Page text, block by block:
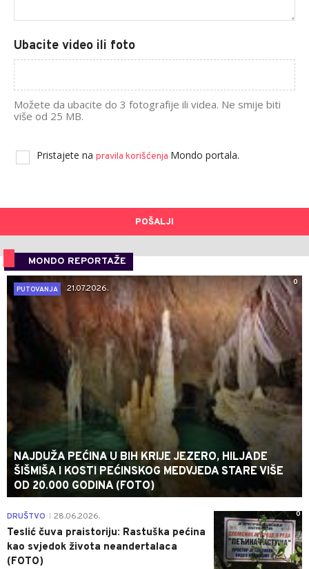
Ubacite video ili foto
Možete da ubacite do 3 fotografije ili videa. Ne smije biti
više od 25 MB.
Pristajete na pravila korišćenja Mondo portala.
POŠALJI
MONDO REPORTAŽE
0
PUTOVANJA
21.07.2026.
NAJDUŽA PEĆINA U BIH KRIJE JEZERO, HILJADE
ŠIŠMIŠA I KOSTI PEĆINSKOG MEDVJEDA STARE VIŠE
OD 20.000 GODINA (FOTO)
0
DRUŠTVO 28.06.2026.
Teslić čuva praistoriju: Rastuška pećina
kao svjedok života neandertalaca
(FOTO)